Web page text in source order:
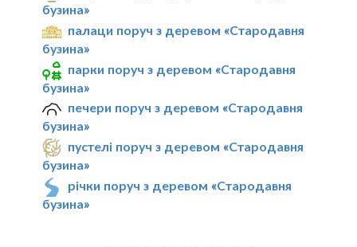
бузина»
палаци поруч з деревом «Стародавня
бузина»
парки поруч з деревом «Стародавня
бузина»
печери поруч з деревом «Стародавня
бузина»
пустелі поруч з деревом «Стародавня
бузина»
річки поруч з деревом «Стародавня
бузина»